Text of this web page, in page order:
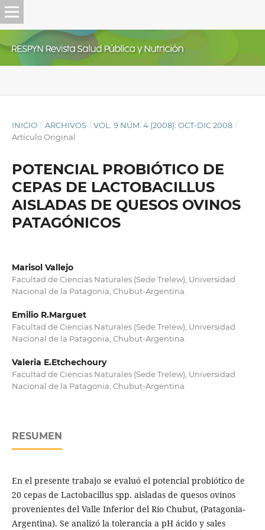
INICIO / ARCHIVOS / VOL. 9 NÚM. 4 (2008): OCT-DIC 2008 /
Artículo Original
POTENCIAL PROBIÓTICO DE
CEPAS DE LACTOBACILLUS
AISLADAS DE QUESOS OVINOS
PATAGÓNICOS
Marisol Vallejo
Facultad de Ciencias Naturales (Sede Trelew), Universidad
Nacional de la Patagonia, Chubut-Argentina.
Emilio R.Marguet
Facultad de Ciencias Naturales (Sede Trelew), Universidad
Nacional de la Patagonia, Chubut-Argentina.
Valeria E.Etchechoury
Facultad de Ciencias Naturales (Sede Trelew), Universidad
Nacional de la Patagonia, Chubut-Argentina.
RESUMEN
En el presente trabajo se evaluó el potencial probiótico de
20 cepas de Lactobacillus spp. aisladas de quesos ovinos
provenientes del Valle Inferior del Río Chubut, (Patagonia-
Argentina). Se analizó la tolerancia a pH ácido y sales